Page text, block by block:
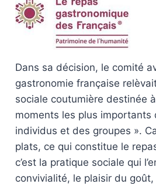
Dans sa décision, le comité
gastronomie française
sociale coutumière destinée
moments les plus importants
individus et des groupes ».
plats, ce qui constitue le
c’est la pratique sociale qui
convivialité, le plaisir du